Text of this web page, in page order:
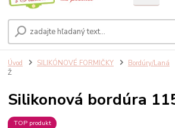
Úvod SILIKÓNOVÉ FORMIČKY Bordúry/Laná
Ž
Silikonová bordúra
TOP produkt